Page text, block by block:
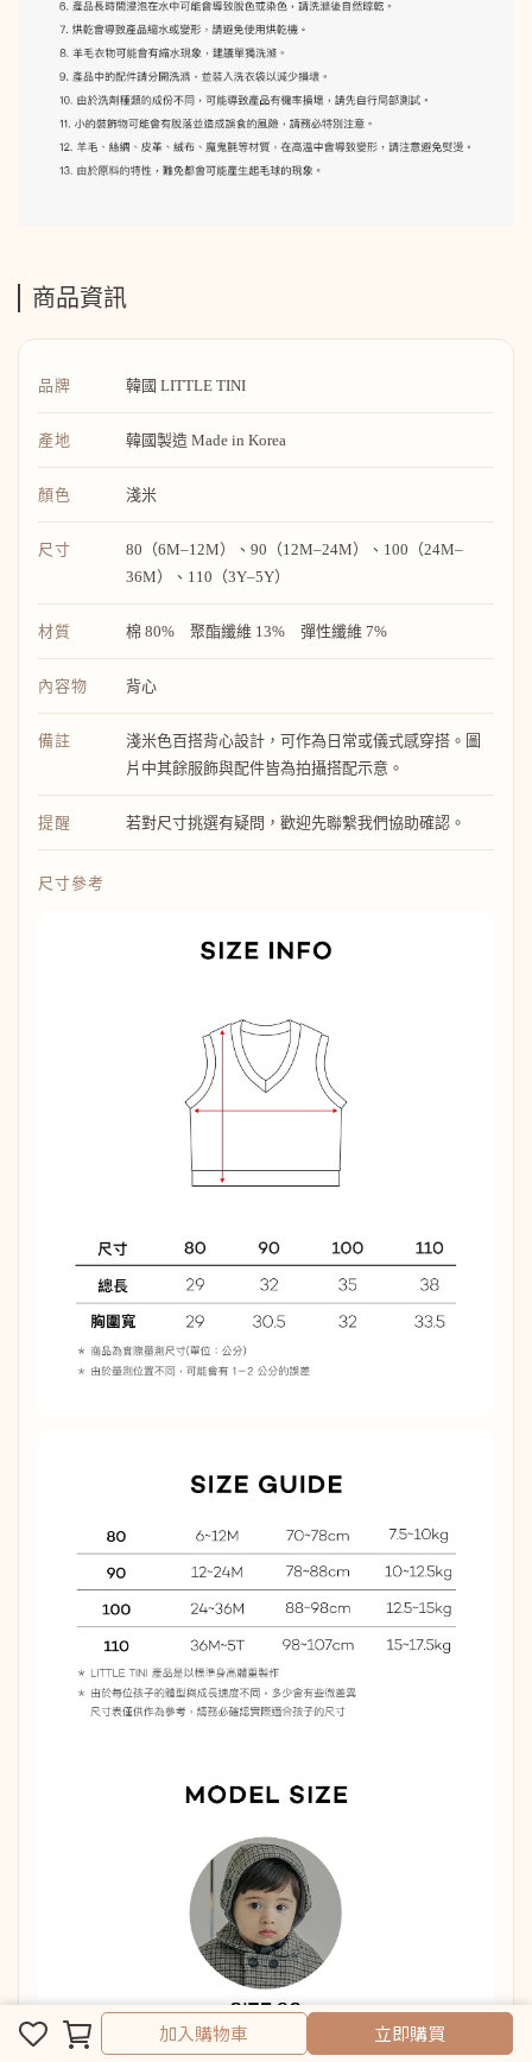
完成
加入購物車 立即購買
商品資訊
品牌 韓國 LITTLE TINI
產地 韓國製造 Made in Korea
顏色 淺米
尺寸
80（6M–12M）、90（12M–24M）、100（24M–
36M）、110（3Y–5Y）
材質 棉 80% 聚酯纖維 13% 彈性纖維 7%
內容物 背心
備註
淺米色百搭背心設計，可作為日常或儀式感穿搭。圖
片中其餘服飾與配件皆為拍攝搭配示意。
提醒 若對尺寸挑選有疑問，歡迎先聯繫我們協助確認。
尺寸參考